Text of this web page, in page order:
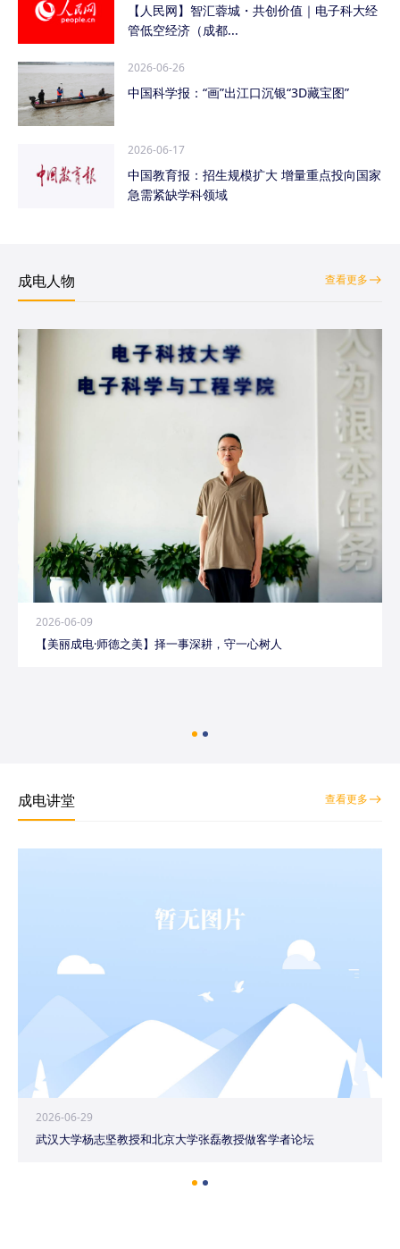
【人民网】智汇蓉城・共创价值｜电子科大经
管低空经济（成都...
2026-06-26
中国科学报：“画”出江口沉银“3D藏宝图”
2026-06-17
中国教育报：招生规模扩大 增量重点投向国家
急需紧缺学科领域
成电人物 查看更多
2026-06-09
【美丽成电·师德之美】择一事深耕，守一心树人
成电讲堂 查看更多
2026-06-29
武汉大学杨志坚教授和北京大学张磊教授做客学者论坛